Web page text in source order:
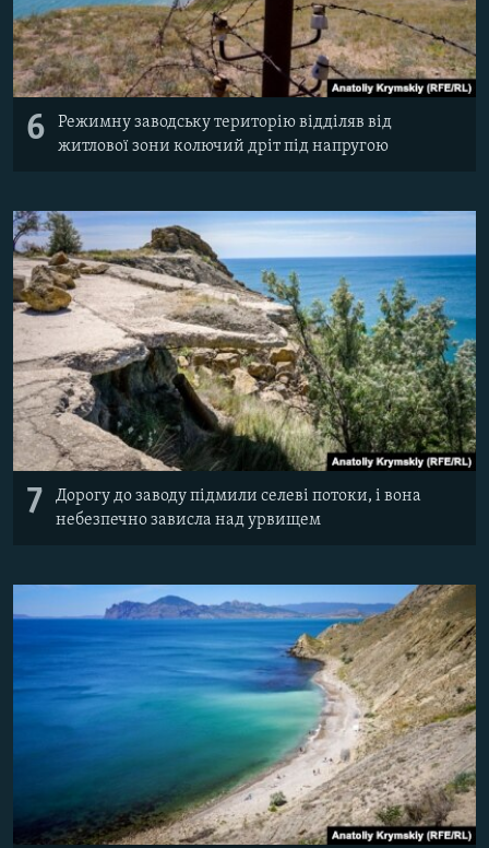
6
Режимну заводську територію відділяв від
житлової зони колючий дріт під напругою
7
Дорогу до заводу підмили селеві потоки, і вона
небезпечно зависла над урвищем